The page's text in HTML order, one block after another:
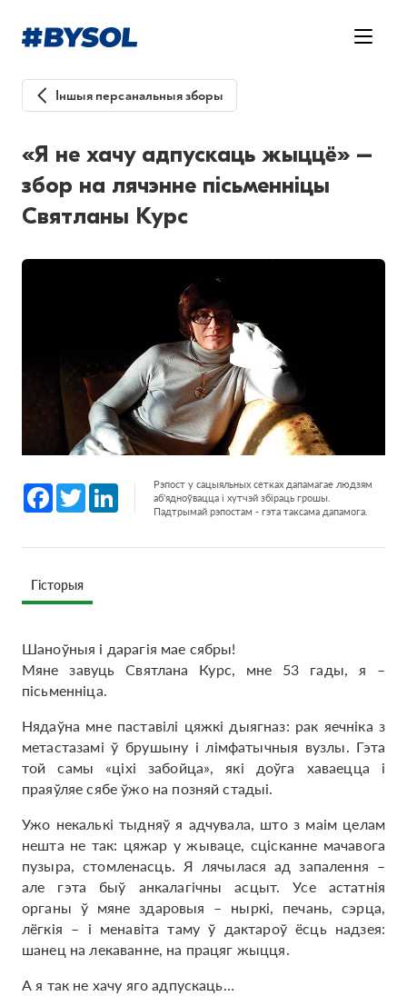
Іншыя персанальныя зборы
«Я не хачу адпускаць жыццё» –
збор на лячэнне пісьменніцы
Святланы Курс
Facebook
Twitter LinkedInРэпост у сацыяльных сетках дапамагае людзям
аб'ядноўвацца і хутчэй збіраць грошы.
Падтрымай рэпостам - гэта таксама дапамога.
Гісторыя
Шаноўныя і дарагія мае сябры!
Мяне завуць Святлана Курс, мне 53 гады, я –
пісьменніца.
Нядаўна мне паставілі цяжкі дыягназ: рак яечніка з
метастазамі ў брушыну і лімфатычныя вузлы. Гэта
той самы «ціхі забойца», які доўга хаваецца і
праяўляе сябе ўжо на позняй стадыі.
Ужо некалькі тыдняў я адчувала, што з маім целам
нешта не так: цяжар у жываце, сцісканне мачавога
пузыра, стомленасць. Я лячылася ад запалення –
але гэта быў анкалагічны асцыт. Усе астатнія
органы ў мяне здаровыя – ныркі, печань, сэрца,
лёгкія – і менавіта таму ў дактароў ёсць надзея:
шанец на лекаванне, на працяг жыцця.
А я так не хачу яго адпускаць…